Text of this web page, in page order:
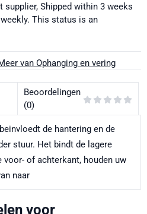
Shipped within 3 weeks
This status is an
van Ophanging en vering
Beoordelingen
(0)
de hantering en de
stuur. Het bindt de lagere
voor- of achterkant, houden uw
naar
voor